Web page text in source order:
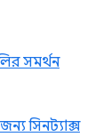
সমর্থন
সিনট্যাক্স